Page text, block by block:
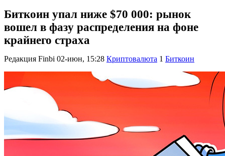
Биткоин упал ниже $70 000: рынок
вошел в фазу распределения на фоне
крайнего страха
Редакция Finbi 02-июн, 15:28 Криптовалюта 1 Биткоин